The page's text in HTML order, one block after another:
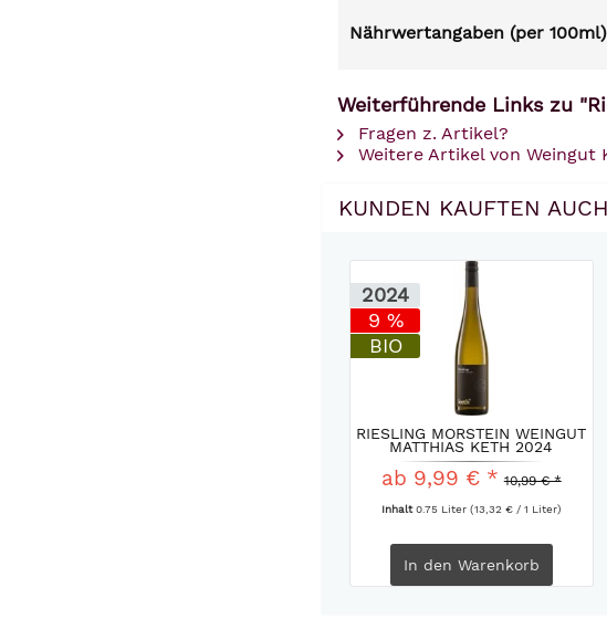
Nährwertangaben (per
Weiterführende Links zu
Fragen z. Artikel?
Weitere Artikel von Weingut
KUNDEN KAUFTEN AUCH
2024
9 %
BIO
RIESLING MORSTEIN WEINGUT
MATTHIAS KETH 2024
ab 9,99 € * 10,99 € *
Inhalt0.75 Liter (13,32 € / 1 Liter)
In den Warenkorb